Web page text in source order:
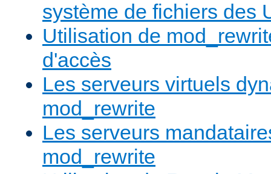
système de fichiers des
Utilisation de
d'accès
Les serveurs virtuels
mod_rewrite
Les serveurs
mod_rewrite